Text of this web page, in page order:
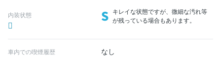
内装状態 S キレイな状態ですが、微細な汚れ等
が残っている場合もあります。
車内での喫煙履歴 なし